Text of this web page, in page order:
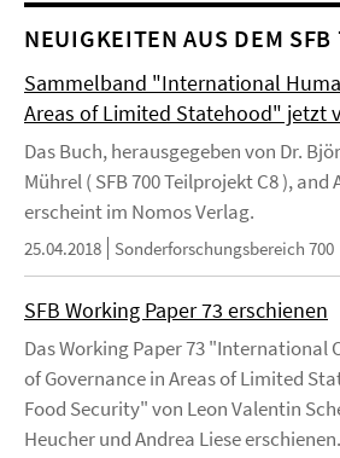
NEUIGKEITEN AUS DEM SFB
Sammelband "International
Areas of Limited Statehood" jetzt
Das Buch, herausgegeben von Dr.
Mührel ( SFB 700 Teilprojekt C8 ), and
erscheint im Nomos Verlag.
25.04.2018 Sonderforschungsbereich 700
SFB Working Paper 73 erschienen
Das Working Paper 73 "International
of Governance in Areas of Limited
Food Security" von Leon Valentin
Heucher und Andrea Liese erschienen.